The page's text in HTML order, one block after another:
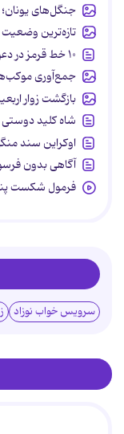
جنگل‌های
تازه‌ترین
۱۰ خط قرمز در دعوای همسران
جمع‌آوری
بازگشت زوار
شاه کلید
اوکراین سند
آگاهی بدون
فرمول شکست
سرویس خواب نوزاد